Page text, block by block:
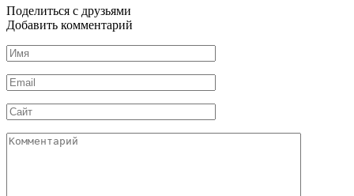
Поделиться с друзьями
Добавить комментарий
Имя
*
Email
*
Сайт
Комментарий